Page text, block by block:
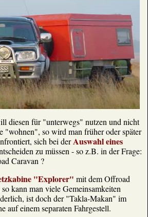
diesen für "unterwegs" nutzen und nicht
"wohnen", so wird man früher oder später
sich bei derAuswahl eines
zu müssen - so z.B. in der Frage:
Caravan ?
"Explorer" mit dem Offroad
kann man viele Gemeinsamkeiten
ist doch der "Takla-Makan" im
auf einem separaten Fahrgestell.